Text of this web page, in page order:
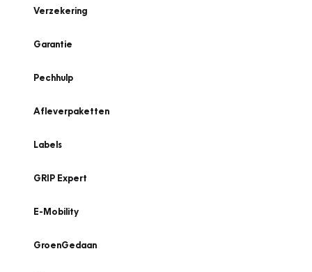
Verzekering
Garantie
Pechhulp
Afleverpaketten
Labels
GRIP Expert
E-Mobility
GroenGedaan